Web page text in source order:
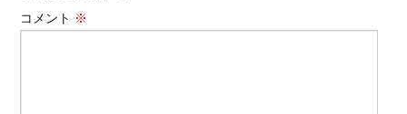
コメント ※